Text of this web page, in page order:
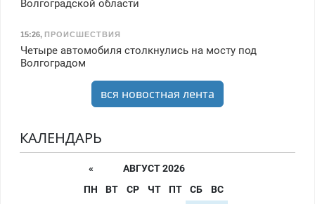
Волгоградской области
15:26, ПРОИСШЕСТВИЯ
Четыре автомобиля столкнулись на мосту под
Волгоградом
вся новостная лента
КАЛЕНДАРЬ
«
АВГУСТ 2026
ПН
ВТ СР ЧТ ПТ СБ
ВС